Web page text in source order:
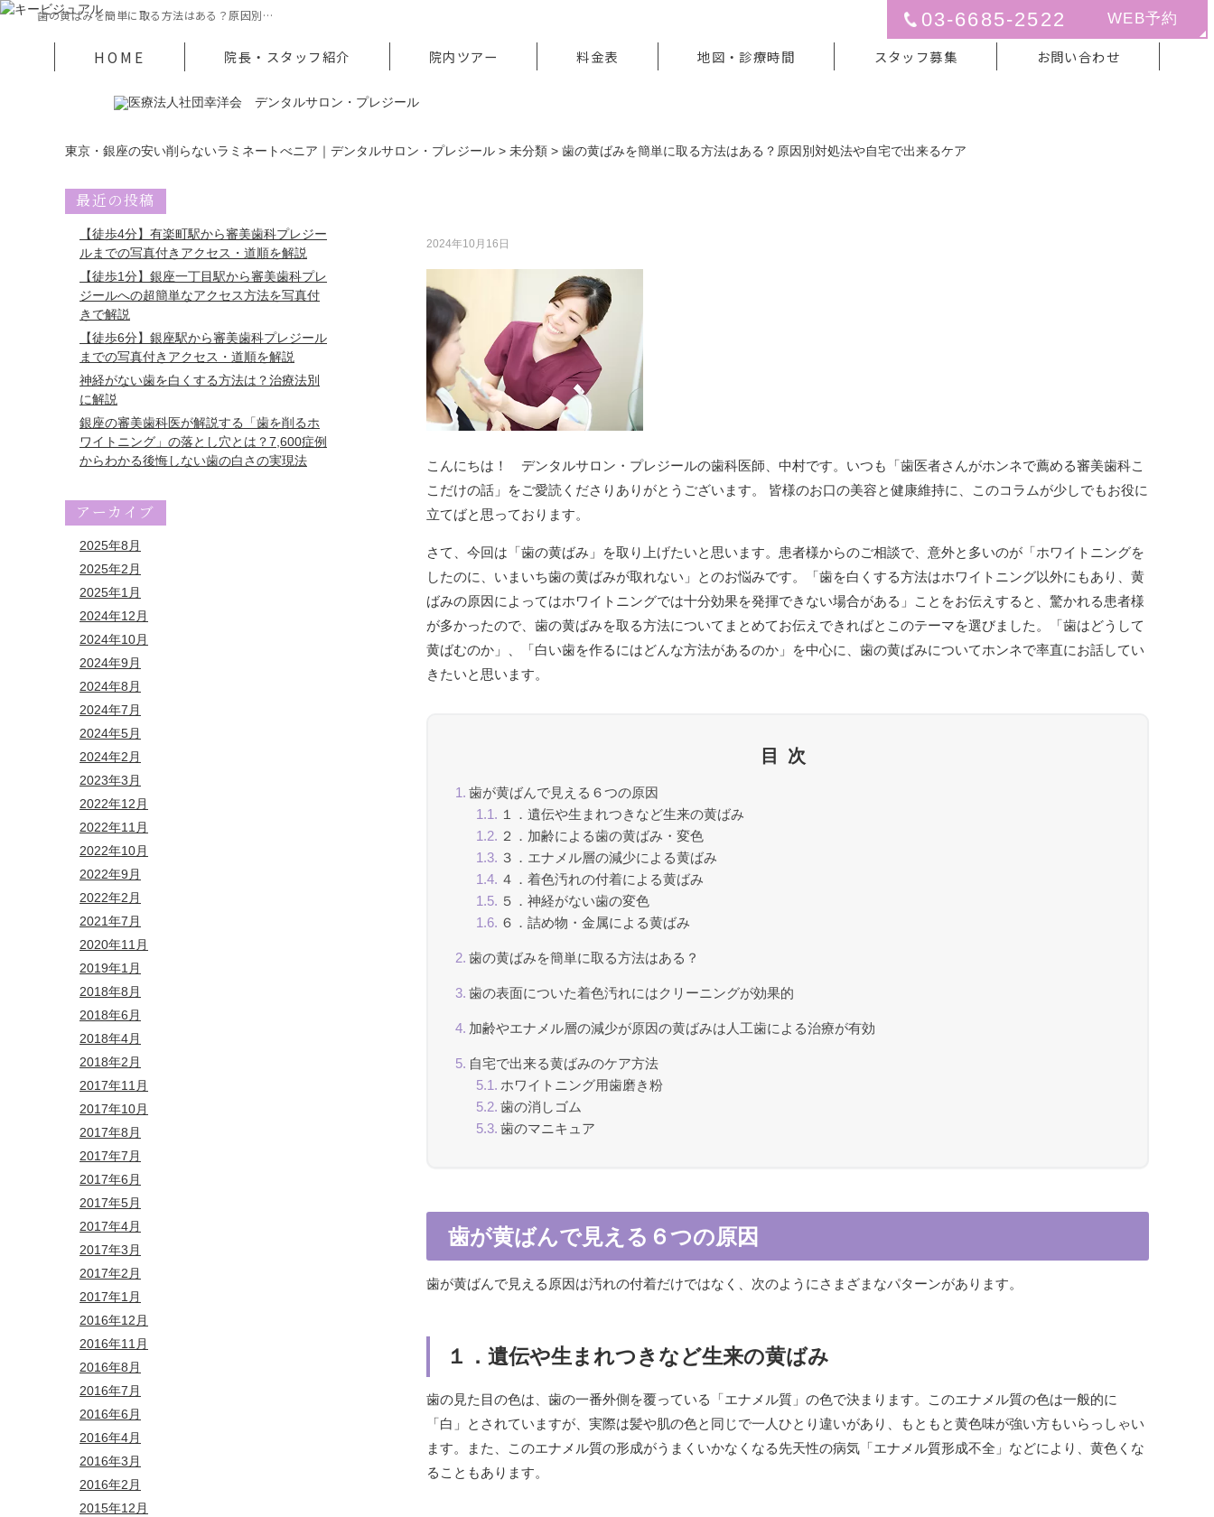
歯の黄ばみを簡単に取る方法はある？原因別… 03-6685-2522 WEB予約
HOME 院長・スタッフ紹介 院内ツアー 料金表 地図・診療時間 スタッフ募集 お問い合わせ
東京・銀座の安い削らないラミネートべニア｜デンタルサロン・プレジール > 未分類 > 歯の黄ばみを簡単に取る方法はある？原因別対処法や自宅で出来るケア
最近の投稿
【徒歩4分】有楽町駅から審美歯科プレジー
ルまでの写真付きアクセス・道順を解説
【徒歩1分】銀座一丁目駅から審美歯科プレ
ジールへの超簡単なアクセス方法を写真付
きで解説
【徒歩6分】銀座駅から審美歯科プレジール
までの写真付きアクセス・道順を解説
神経がない歯を白くする方法は？治療法別
に解説
銀座の審美歯科医が解説する「歯を削るホ
ワイトニング」の落とし穴とは？7,600症例
からわかる後悔しない歯の白さの実現法
アーカイブ
2025年8月
2025年2月
2025年1月
2024年12月
2024年10月
2024年9月
2024年8月
2024年7月
2024年5月
2024年2月
2023年3月
2022年12月
2022年11月
2022年10月
2022年9月
2022年2月
2021年7月
2020年11月
2019年1月
2018年8月
2018年6月
2018年4月
2018年2月
2017年11月
2017年10月
2017年8月
2017年7月
2017年6月
2017年5月
2017年4月
2017年3月
2017年2月
2017年1月
2016年12月
2016年11月
2016年8月
2016年7月
2016年6月
2016年4月
2016年3月
2016年2月
2015年12月
2024年10月16日
こんにちは！ デンタルサロン・プレジールの歯科医師、中村です。いつも「歯医者さんがホンネで薦める審美歯科こ
こだけの話」をご愛読くださりありがとうございます。 皆様のお口の美容と健康維持に、このコラムが少しでもお役に
立てばと思っております。
さて、今回は「歯の黄ばみ」を取り上げたいと思います。患者様からのご相談で、意外と多いのが「ホワイトニングを
したのに、いまいち歯の黄ばみが取れない」とのお悩みです。「歯を白くする方法はホワイトニング以外にもあり、黄
ばみの原因によってはホワイトニングでは十分効果を発揮できない場合がある」ことをお伝えすると、驚かれる患者様
が多かったので、歯の黄ばみを取る方法についてまとめてお伝えできればとこのテーマを選びました。「歯はどうして
黄ばむのか」、「白い歯を作るにはどんな方法があるのか」を中心に、歯の黄ばみについてホンネで率直にお話してい
きたいと思います。
目次
歯が黄ばんで見える６つの原因
１．遺伝や生まれつきなど生来の黄ばみ
２．加齢による歯の黄ばみ・変色
３．エナメル層の減少による黄ばみ
４．着色汚れの付着による黄ばみ
５．神経がない歯の変色
６．詰め物・金属による黄ばみ
歯の黄ばみを簡単に取る方法はある？
歯の表面についた着色汚れにはクリーニングが効果的
加齢やエナメル層の減少が原因の黄ばみは人工歯による治療が有効
自宅で出来る黄ばみのケア方法
ホワイトニング用歯磨き粉
歯の消しゴム
歯のマニキュア
歯が黄ばんで見える６つの原因
歯が黄ばんで見える原因は汚れの付着だけではなく、次のようにさまざまなパターンがあります。
１．遺伝や生まれつきなど生来の黄ばみ
歯の見た目の色は、歯の一番外側を覆っている「エナメル質」の色で決まります。このエナメル質の色は一般的に
「白」とされていますが、実際は髪や肌の色と同じで一人ひとり違いがあり、もともと黄色味が強い方もいらっしゃい
ます。また、このエナメル質の形成がうまくいかなくなる先天性の病気「エナメル質形成不全」などにより、黄色くな
ることもあります。